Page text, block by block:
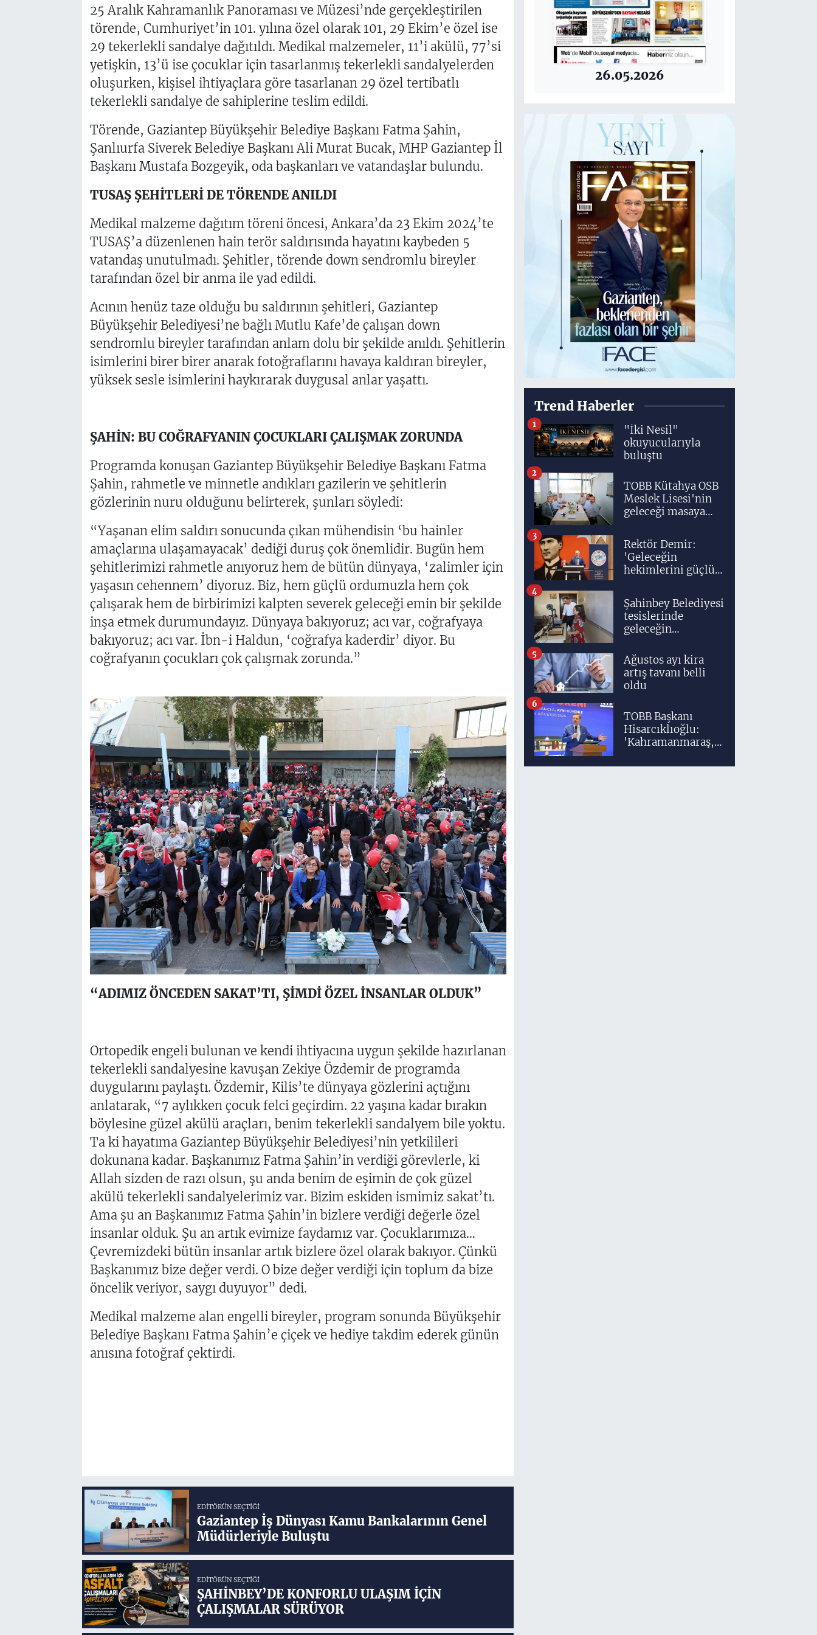
25 Aralık Kahramanlık Panoraması ve Müzesi’nde gerçekleştirilen
törende, Cumhuriyet’in 101. yılına özel olarak 101, 29 Ekim’e özel ise
29 tekerlekli sandalye dağıtıldı. Medikal malzemeler, 11’i akülü, 77’si
yetişkin, 13’ü ise çocuklar için tasarlanmış tekerlekli sandalyelerden
oluşurken, kişisel ihtiyaçlara göre tasarlanan 29 özel tertibatlı
tekerlekli sandalye de sahiplerine teslim edildi.
Törende, Gaziantep Büyükşehir Belediye Başkanı Fatma Şahin,
Şanlıurfa Siverek Belediye Başkanı Ali Murat Bucak, MHP Gaziantep İl
Başkanı Mustafa Bozgeyik, oda başkanları ve vatandaşlar bulundu.
TUSAŞ ŞEHİTLERİ DE TÖRENDE ANILDI
Medikal malzeme dağıtım töreni öncesi, Ankara’da 23 Ekim 2024’te
TUSAŞ’a düzenlenen hain terör saldırısında hayatını kaybeden 5
vatandaş unutulmadı. Şehitler, törende down sendromlu bireyler
tarafından özel bir anma ile yad edildi.
Acının henüz taze olduğu bu saldırının şehitleri, Gaziantep
Büyükşehir Belediyesi’ne bağlı Mutlu Kafe’de çalışan down
sendromlu bireyler tarafından anlam dolu bir şekilde anıldı. Şehitlerin
isimlerini birer birer anarak fotoğraflarını havaya kaldıran bireyler,
yüksek sesle isimlerini haykırarak duygusal anlar yaşattı.
ŞAHİN: BU COĞRAFYANIN ÇOCUKLARI ÇALIŞMAK ZORUNDA
Programda konuşan Gaziantep Büyükşehir Belediye Başkanı Fatma
Şahin, rahmetle ve minnetle andıkları gazilerin ve şehitlerin
gözlerinin nuru olduğunu belirterek, şunları söyledi:
“Yaşanan elim saldırı sonucunda çıkan mühendisin ‘bu hainler
amaçlarına ulaşamayacak’ dediği duruş çok önemlidir. Bugün hem
şehitlerimizi rahmetle anıyoruz hem de bütün dünyaya, ‘zalimler için
yaşasın cehennem’ diyoruz. Biz, hem güçlü ordumuzla hem çok
çalışarak hem de birbirimizi kalpten severek geleceği emin bir şekilde
inşa etmek durumundayız. Dünyaya bakıyoruz; acı var, coğrafyaya
bakıyoruz; acı var. İbn-i Haldun, ‘coğrafya kaderdir’ diyor. Bu
coğrafyanın çocukları çok çalışmak zorunda.”
“ADIMIZ ÖNCEDEN SAKAT’TI, ŞİMDİ ÖZEL İNSANLAR OLDUK”
Ortopedik engeli bulunan ve kendi ihtiyacına uygun şekilde hazırlanan
tekerlekli sandalyesine kavuşan Zekiye Özdemir de programda
duygularını paylaştı. Özdemir, Kilis’te dünyaya gözlerini açtığını
anlatarak, “7 aylıkken çocuk felci geçirdim. 22 yaşına kadar bırakın
böylesine güzel akülü araçları, benim tekerlekli sandalyem bile yoktu.
Ta ki hayatıma Gaziantep Büyükşehir Belediyesi’nin yetkilileri
dokunana kadar. Başkanımız Fatma Şahin’in verdiği görevlerle, ki
Allah sizden de razı olsun, şu anda benim de eşimin de çok güzel
akülü tekerlekli sandalyelerimiz var. Bizim eskiden ismimiz sakat’tı.
Ama şu an Başkanımız Fatma Şahin’in bizlere verdiği değerle özel
insanlar olduk. Şu an artık evimize faydamız var. Çocuklarımıza…
Çevremizdeki bütün insanlar artık bizlere özel olarak bakıyor. Çünkü
Başkanımız bize değer verdi. O bize değer verdiği için toplum da bize
öncelik veriyor, saygı duyuyor” dedi.
Medikal malzeme alan engelli bireyler, program sonunda Büyükşehir
Belediye Başkanı Fatma Şahin’e çiçek ve hediye takdim ederek günün
anısına fotoğraf çektirdi.
EDITÖRÜN SEÇTIĞI
Gaziantep İş Dünyası Kamu Bankalarının Genel
Müdürleriyle Buluştu
EDITÖRÜN SEÇTIĞI
ŞAHİNBEY’DE KONFORLU ULAŞIM İÇİN
ÇALIŞMALAR SÜRÜYOR
26.05.2026
Trend Haberler
"İki Nesil"
okuyucularıyla
buluştu
1
TOBB Kütahya OSB
Meslek Lisesi'nin
geleceği masaya
2
Rektör Demir:
'Geleceğin
hekimlerini güçlü
klinik altyapıyla
yetiştiriyoruz'
3
Şahinbey Belediyesi
tesislerinde
geleceğin
teknolojiyle
yetişiyor
4
Ağustos ayı kira
artış tavanı belli
oldu
5
TOBB Başkanı
Hisarcıklıoğlu:
'Kahramanmaraş,
Türkiye
6